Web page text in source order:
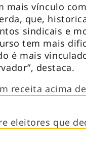
mais vínculo
que,
sindicais e
tem mais
é mais
destaca.
receita acima
eleitores que